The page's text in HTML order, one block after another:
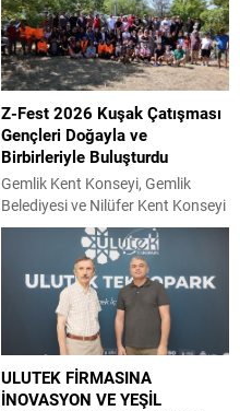
Z-Fest 2026 Kuşak Çatışması
Gençleri Doğayla ve
Birbirleriyle Buluşturdu
Gemlik Kent Konseyi, Gemlik
Belediyesi ve Nilüfer Kent Konseyi
iş birliğiyle düzenlenen Z-Fest
2026 Kuşak Çatışması, Umurbey
Poligon Alanı’nda gençlerin yoğun
katılımıyla gerçekleştirildi. Gemlik
Kent Konseyi Gençlik Meclisi ile
Nilüfer Kent Konseyi Gençlik
Meclisi’nin ortaklaşa organize
ettiği etkinlik, hafta sonu boyunca
gençlere unutulmaz anlar yaşattı.
ULUTEK FİRMASINA
İNOVASYON VE YEŞİL